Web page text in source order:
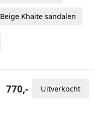
Beige Khaite sandalen
770,- Uitverkocht